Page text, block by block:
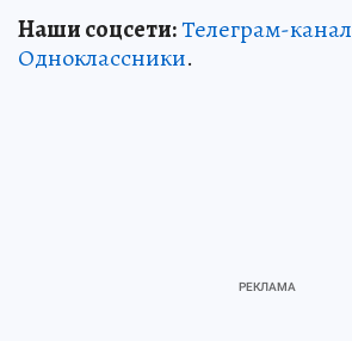
Наши соцсети:Телеграм-канал
Одноклассники.